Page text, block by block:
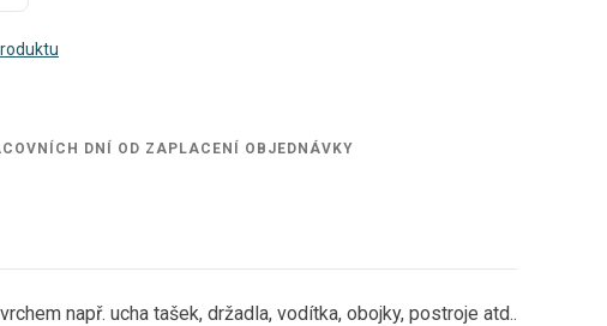
DNÍ OD ZAPLACENÍ OBJEDNÁVKY
např. ucha tašek, držadla, vodítka, obojky, postroje atd..